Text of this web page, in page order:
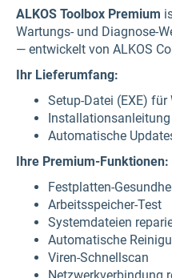
ALKOS Toolbox Premium
Wartungs- und Diagnose-
— entwickelt von ALKOS
Ihr Lieferumfang:
Setup-Datei (EXE)
Installationsanleitung
Automatische
Ihre Premium-Funktionen:
Festplatten-
Arbeitsspeicher-Test
Systemdateien
Automatische
Viren-Schnellscan